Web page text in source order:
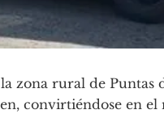
zona rural de Puntas
convirtiéndose en